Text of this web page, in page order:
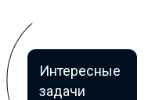
Интересные
задачи